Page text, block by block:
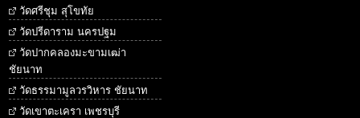
วัดศรีชุม สุโขทัย
วัดปรีดาราม นครปฐม
วัดปากคลองมะขามเฒ่า
ชัยนาท
วัดธรรมามูลวรวิหาร ชัยนาท
วัดเขาตะเครา เพชรบุรี